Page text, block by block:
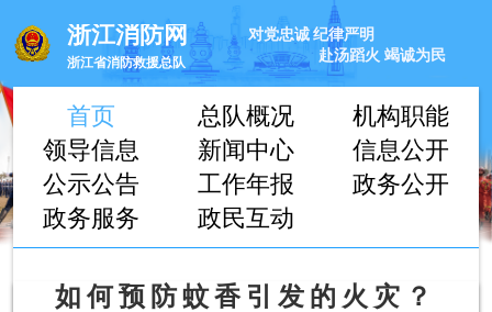
浙江消防网
浙江省消防救援总队
对党忠诚 纪律严明
赴汤蹈火 竭诚为民
首页 总队概况
机构职能
领导信息
新闻中心
信息公开
公示公告
工作年报
政务公开
政务服务
政民互动
如何预防蚊香引发的火灾？